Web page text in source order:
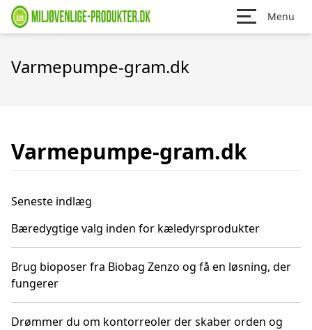
Menu
Varmepumpe-gram.dk
Varmepumpe-gram.dk
Seneste indlæg
Bæredygtige valg inden for kæledyrsprodukter
Brug bioposer fra Biobag Zenzo og få en løsning, der
fungerer
Drømmer du om kontorreoler der skaber orden og